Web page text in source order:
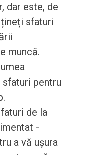
dar este, de
sfaturi
muncă.
pentru
de la
-
a vă ușura